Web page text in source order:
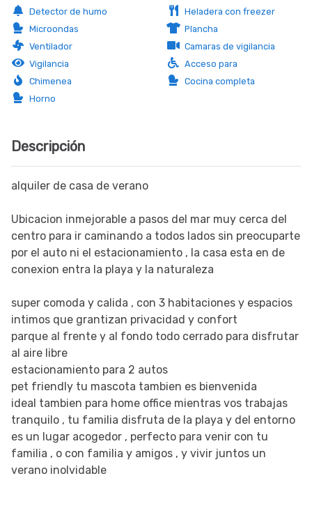
(consultar)
Detector de humo
Heladera con freezer
Microondas
Plancha
Ventilador
Camaras de vigilancia
Vigilancia
Acceso para
discapacitados
Chimenea
Cocina completa
Horno
Descripción
alquiler de casa de verano
Ubicacion inmejorable a pasos del mar muy cerca del
centro para ir caminando a todos lados sin preocuparte
por el auto ni el estacionamiento , la casa esta en de
conexion entra la playa y la naturaleza
super comoda y calida , con 3 habitaciones y espacios
intimos que grantizan privacidad y confort
parque al frente y al fondo todo cerrado para disfrutar
al aire libre
estacionamiento para 2 autos
pet friendly tu mascota tambien es bienvenida
ideal tambien para home office mientras vos trabajas
tranquilo , tu familia disfruta de la playa y del entorno
es un lugar acogedor , perfecto para venir con tu
familia , o con familia y amigos , y vivir juntos un
verano inolvidable